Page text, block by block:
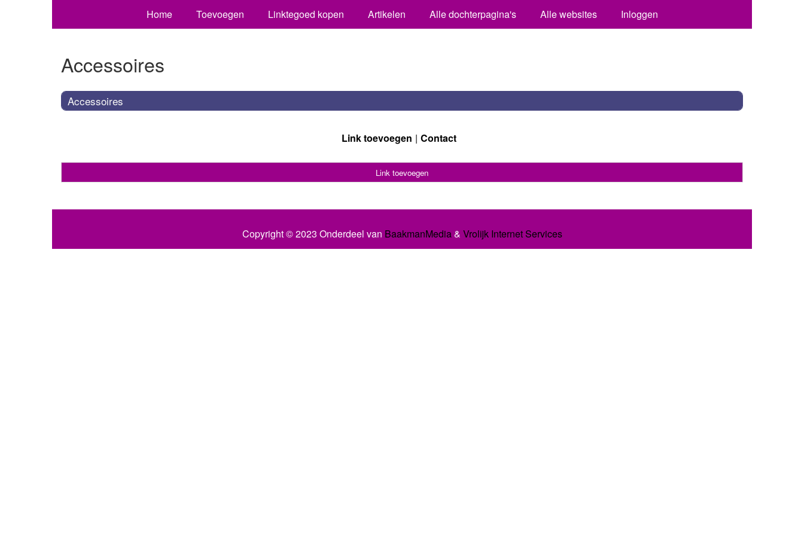
Home Toevoegen Linktegoed kopen Artikelen Alle dochterpagina's Alle websites Inloggen
Accessoires
Accessoires
Link toevoegen Contact
Link toevoegen
Copyright © 2023 Onderdeel van BaakmanMedia& Vrolijk Internet Services